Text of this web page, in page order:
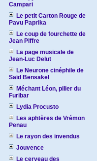
Campari
Le petit Carton Rouge de
Pavu Paprika
Le coup de fourchette de
Jean Piffre
La page musicale de
Jean-Luc Delut
Le Neurone cinéphile de
Saïd Bensakel
Méchant Léon, pilier du
Furibar
Lydia Procusto
Les aphtères de Vrémon
Penau
Le rayon des invendus
Jouvence
Le cerveau des